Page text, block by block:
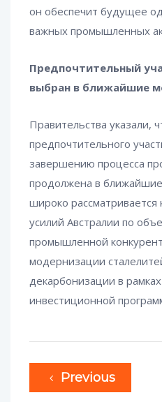
он обеспечит будущее
важных промышленных
Предпочтительный
выбран в ближайшие
Правительства указали,
предпочтительного
завершению процесса
продолжена в
широко рассматривается
усилий Австралии по
промышленной
модернизации
декарбонизации в
инвестиционной
Previous